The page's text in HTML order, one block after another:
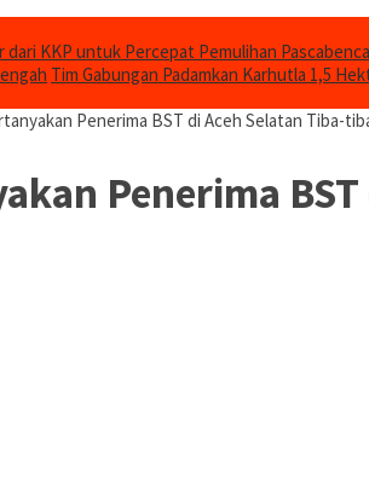
KKP untuk Percepat Pemulihan
Tim Gabungan Padamkan Karhutla 1,5
Penerima BST di Aceh Selatan Tiba-
Penerima